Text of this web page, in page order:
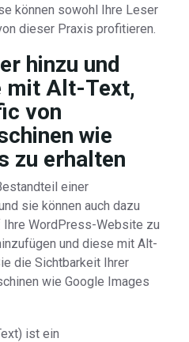
können sowohl Ihre Leser
dieser Praxis profitieren.
hinzu und
mit Alt-Text,
von
wie
zu erhalten
einer
sie können auch dazu
Ihre WordPress-Website zu
und diese mit Alt-
die Sichtbarkeit Ihrer
wie Google Images
ist ein